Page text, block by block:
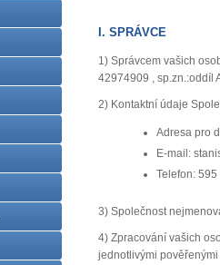
I. SPRÁVCE
1) Správcem vašich
42974909 , sp.zn.:oddíl
2) Kontaktní údaje
Adresa pro
E-mail:
Telefon:
3) Společnost
4) Zpracování vašich
jednotlivými